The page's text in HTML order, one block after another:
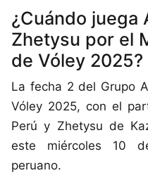
¿Cuándo juega
Zhetysu por el
de Vóley 2025?
La fecha 2 del Grupo
Vóley 2025, con el
Perú y Zhetysu de
este miércoles 10
peruano.